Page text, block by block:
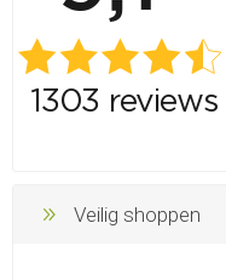
Veilig shoppen